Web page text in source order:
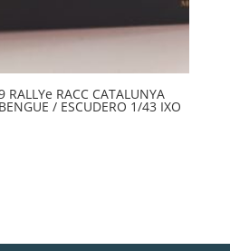
RALLYe RACC CATALUNYA
/ ESCUDERO 1/43 IXO